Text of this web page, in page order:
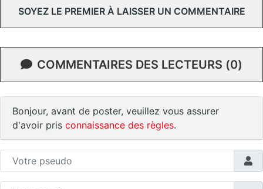
SOYEZ LE PREMIER À LAISSER UN COMMENTAIRE
COMMENTAIRES DES LECTEURS (0)
Bonjour, avant de poster, veuillez vous assurer
d'avoir pris connaissance des règles.